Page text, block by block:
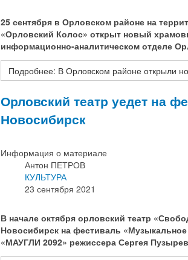
25 сентября в Орловском районе на
«Орловский Колос» открыт новый
информационно-аналитическом отделе
Подробнее: В Орловском районе открыли
Орловский театр уедет на
Новосибирск
Информация о материале
Антон ПЕТРОВ
КУЛЬТУРА
23 сентября 2021
В начале октября орловский театр
Новосибирск на фестиваль
«МАУГЛИ 2092» режиссера Сергея